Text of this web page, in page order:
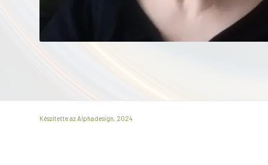
Készítette az Alphadesign, 2024